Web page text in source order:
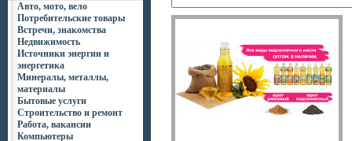
Авто, мото, вело
Потребительские товары
Встречи, знакомства
Недвижимость
Источники энергии и
энергетика
Минералы, металлы,
материалы
Бытовые услуги
Строительство и ремонт
Работа, вакансии
Компьютеры